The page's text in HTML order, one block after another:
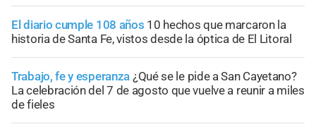
El diario cumple 108 años 10 hechos que marcaron la
historia de Santa Fe, vistos desde la óptica de El Litoral
Trabajo, fe y esperanza ¿Qué se le pide a San Cayetano?
La celebración del 7 de agosto que vuelve a reunir a miles
de fieles